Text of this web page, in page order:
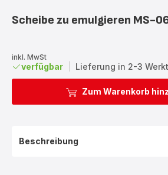
Scheibe zu emulgieren MS-
inkl. MwSt
verfügbar Lieferung in 2-3
Zum Warenkorb
Beschreibung